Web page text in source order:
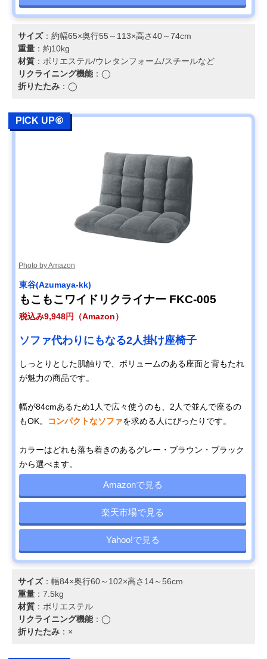
サイズ：約幅65×奥行55～113×高さ40～74cm
重量 ：約10kg
材質 ：ポリエステル/ウレタンフォーム/スチールなど
リクライニング機能：◯
折りたたみ ：◯
PICK UP⑥
Photo by Amazon
東谷(Azumaya-kk)
もこもこワイドリクライナー FKC-005
税込み9,948円（Amazon）
ソファ代わりにもなる2人掛け座椅子
しっとりとした肌触りで、ボリュームのある座面と背もたれ
が魅力の商品です。
幅が84cmあるため1人で広々使うのも、2人で並んで座るの
もOK。
コンパクトなソファを求める人にぴったりです。
カラーはどれも落ち着きのあるグレー・ブラウン・ブラック
から選べます。
Amazonで見る
楽天市場で見る
Yahoo!で見る
サイズ：幅84×奥行60～102×高さ14～56cm
重量 ：7.5kg
材質 ：ポリエステル
リクライニング機能：◯
折りたたみ ：×